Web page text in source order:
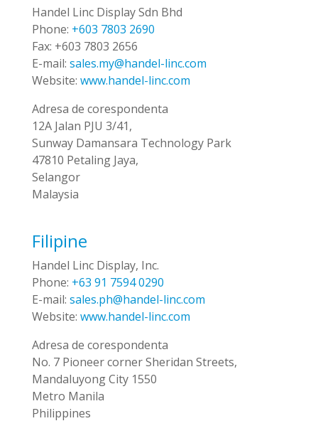
Handel Linc Display Sdn Bhd
Phone: +603 7803 2690
Fax: +603 7803 2656
E-mail: sales.my@handel-linc.com
Website: www.handel-linc.com
Adresa de corespondenta
12A Jalan PJU 3/41,
Sunway Damansara Technology Park
47810 Petaling Jaya,
Selangor
Malaysia
Filipine
Handel Linc Display, Inc.
Phone: +63 91 7594 0290
E-mail: sales.ph@handel-linc.com
Website: www.handel-linc.com
Adresa de corespondenta
No. 7 Pioneer corner Sheridan Streets,
Mandaluyong City 1550
Metro Manila
Philippines